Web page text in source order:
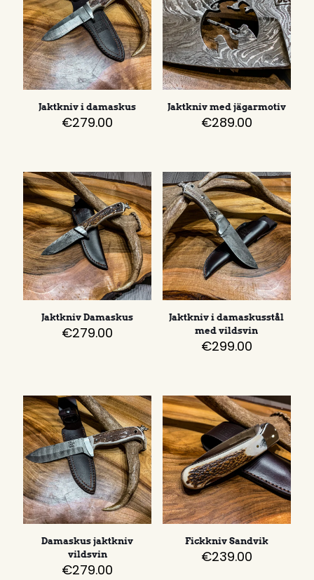
Jaktkniv i damaskus
€279.00
Jaktkniv med jägarmotiv
€289.00
Jaktkniv Damaskus
€279.00
Jaktkniv i damaskusstål
med vildsvin
€299.00
Damaskus jaktkniv
vildsvin
€279.00
Fickkniv Sandvik
€239.00